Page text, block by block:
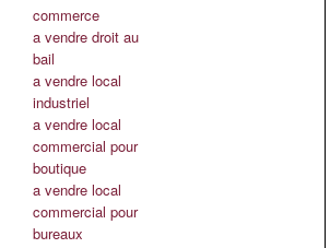
commerce
a vendre droit au
bail
a vendre local
industriel
a vendre local
commercial pour
boutique
a vendre local
commercial pour
bureaux